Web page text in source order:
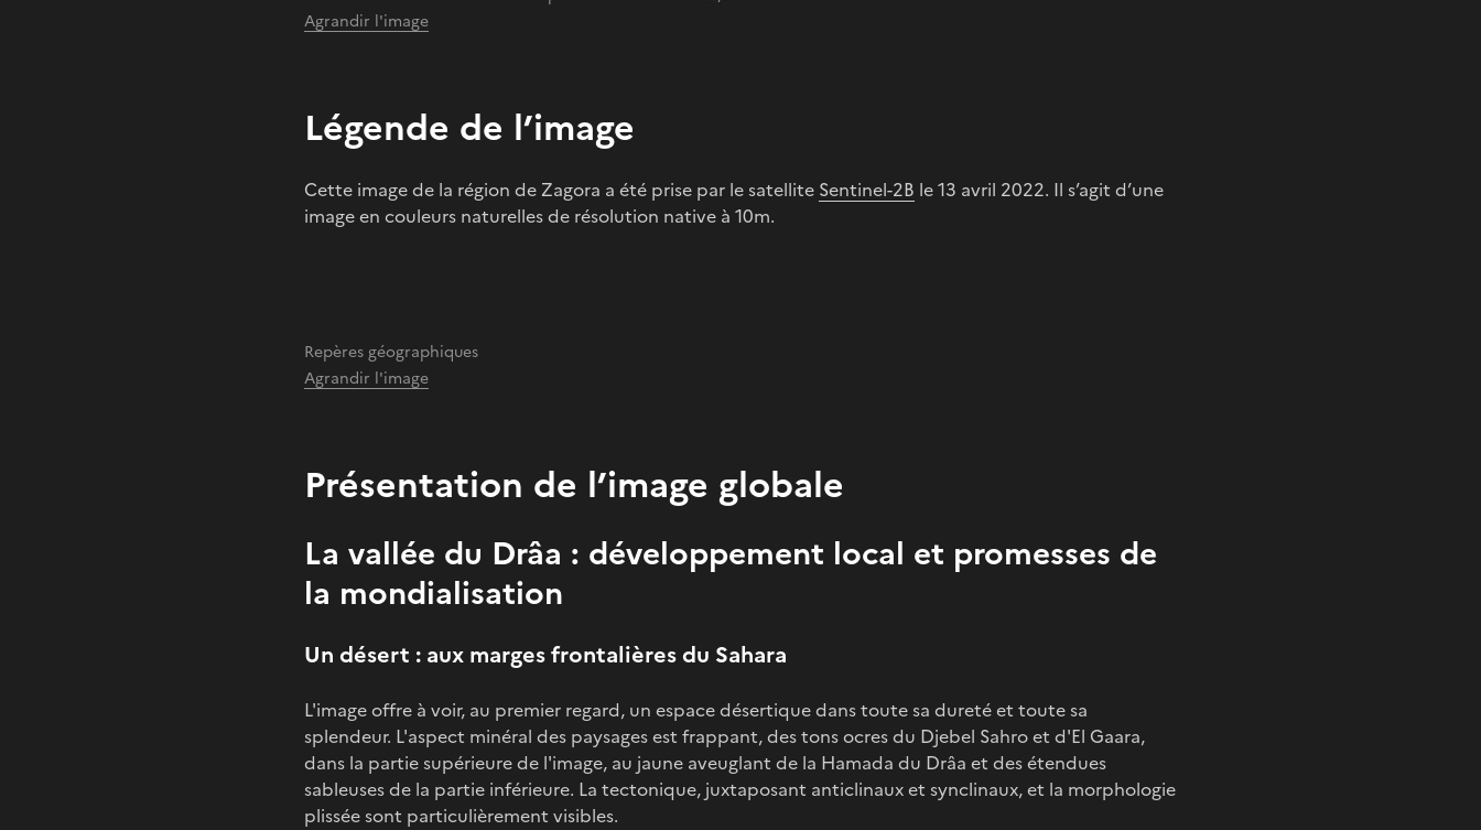
Agrandir l'image
Légende de l’image
Cette image de la région de Zagora a été prise par le satellite Sentinel-2B le 13 avril 2022. Il s’agit d’une
image en couleurs naturelles de résolution native à 10m.
Repères géographiques
Agrandir l'image
Présentation de l’image globale
La vallée du Drâa : développement local et promesses de
la mondialisation
Un désert : aux marges frontalières du Sahara
L'image offre à voir, au premier regard, un espace désertique dans toute sa dureté et toute sa
splendeur. L'aspect minéral des paysages est frappant, des tons ocres du Djebel Sahro et d'El Gaara,
dans la partie supérieure de l'image, au jaune aveuglant de la Hamada du Drâa et des étendues
sableuses de la partie inférieure. La tectonique, juxtaposant anticlinaux et synclinaux, et la morphologie
plissée sont particulièrement visibles.